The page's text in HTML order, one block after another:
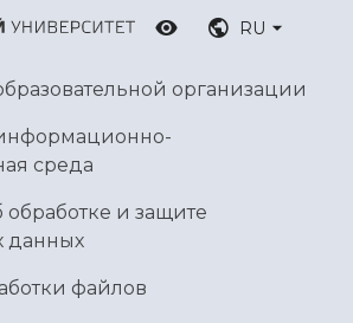
RU
организации
среда
и защите
данных
файлов